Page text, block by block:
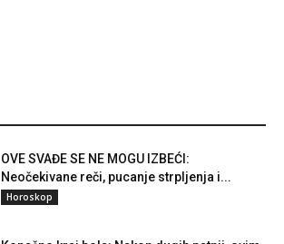
OVE SVAĐE SE NE MOGU IZBEĆI:
Neočekivane reči, pucanje strpljenja i...
Horoskop